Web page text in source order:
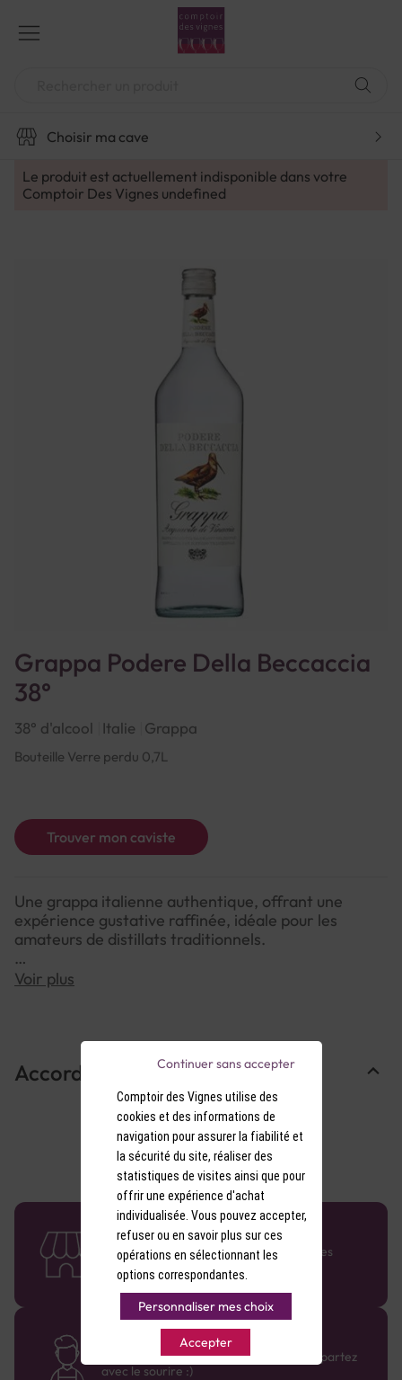
contenu
Choisir ma cave
Le produit est actuellement indisponible dans votre
Comptoir Des Vignes undefined
Grappa Podere Della Beccaccia
38°
38° d'alcool Italie Grappa
Bouteille Verre perdu 0,7L
Trouver mon caviste
Une grappa italienne authentique, offrant une
expérience gustative raffinée, idéale pour les
amateurs de distillats traditionnels.
Saveurs : Attaque nette et chaleureuse, suivie d'une
douceur équilibrée et d'une finale persistante.
Voir plus
Accords Mets & Vins
58 caves en France
Retrouvez le réseau Comptoir des Vignes
partout en France !
Des cavistes à votre écoute
Bénéficiez de conseils sur-mesure et repartez
avec le sourire :)
Comptoir des Vignes utilise des
cookies et des informations de
navigation pour assurer la fiabilité et
la sécurité du site, réaliser des
statistiques de visites ainsi que pour
offrir une expérience d'achat
individualisée. Vous pouvez accepter,
refuser ou en savoir plus sur ces
opérations en sélectionnant les
options correspondantes.
Personnaliser mes choix
Accepter
Continuer sans accepter